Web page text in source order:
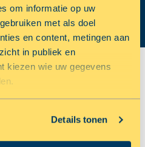
om informatie op uw
met als doel
en content, metingen aan
in publiek en
kiezen wie uw gegevens
kan zijn
Details tonen